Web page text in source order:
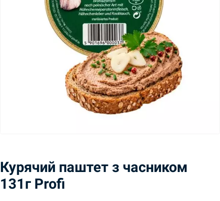
Курячий паштет з часником
131г Profi